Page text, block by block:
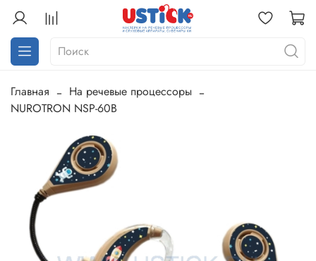
Главная
На речевые процессоры
NUROTRON NSP-60B